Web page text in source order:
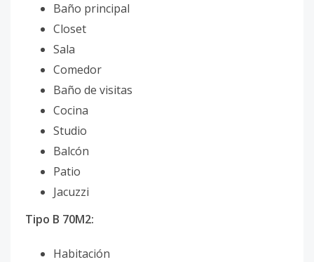
Baño principal
Closet
Sala
Comedor
Baño de visitas
Cocina
Studio
Balcón
Patio
Jacuzzi
Tipo B 70M2:
Habitación